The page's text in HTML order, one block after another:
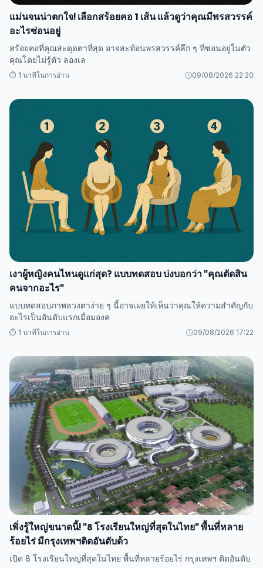
แม่นจนน่าตกใจ! เลือกสร้อยคอ 1 เส้น แล้วดูว่าคุณมีพรสวรรค์
อะไรซ่อนอยู่
สร้อยคอที่คุณสะดุดตาที่สุด อาจสะท้อนพรสวรรค์ลึก ๆ ที่ซ่อนอยู่ในตัว
คุณโดยไม่รู้ตัว ลองเล
⏱️ 1 นาทีในการอ่าน 09/08/2026 22:20
เงาผู้หญิงคนไหนดูแก่สุด? แบบทดสอบ บ่งบอกว่า "คุณตัดสิน
คนจากอะไร"
แบบทดสอบภาพลวงตาง่าย ๆ นี้อาจเผยให้เห็นว่าคุณให้ความสำคัญกับ
อะไรเป็นอันดับแรกเมื่อมองค
⏱️ 1 นาทีในการอ่าน 09/08/2026 17:22
เพิ่งรู้ใหญ่ขนาดนี้! "8 โรงเรียนใหญ่ที่สุดในไทย" พื้นที่หลาย
ร้อยไร่ มีกรุงเทพฯติดอันดับด้ว
เปิด 8 โรงเรียนใหญ่ที่สุดในไทย พื้นที่หลายร้อยไร่ กรุงเทพฯ ติดอันดับ